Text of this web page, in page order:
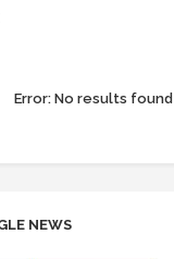
Error: No results found
NEWS